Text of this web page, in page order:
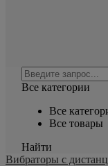
Все категории
Все
Все товары
Найти
Вибраторы с